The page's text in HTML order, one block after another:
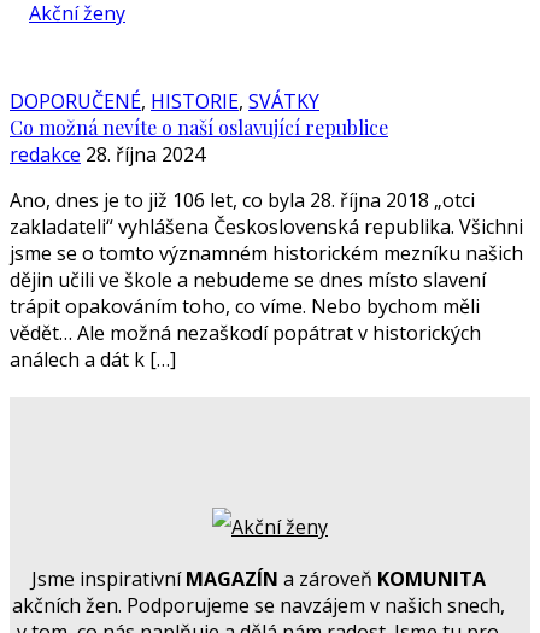
DOPORUČENÉ, HISTORIE, SVÁTKY
Co možná nevíte o naší oslavující republice
redakce 28. října 2024
Ano, dnes je to již 106 let, co byla 28. října 2018 „otci
zakladateli“ vyhlášena Československá republika. Všichni
jsme se o tomto významném historickém mezníku našich
dějin učili ve škole a nebudeme se dnes místo slavení
trápit opakováním toho, co víme. Nebo bychom měli
vědět… Ale možná nezaškodí popátrat v historických
análech a dát k […]
Jsme inspirativníMAGAZÍN a zároveň KOMUNITA
akčních žen. Podporujeme se navzájem v našich snech,